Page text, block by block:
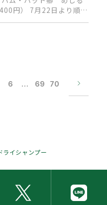
円） 7月22日より順次
6 … 69 70
ライシャンプー